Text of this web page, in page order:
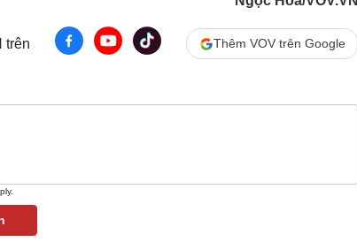
trên Thêm VOV trên Google